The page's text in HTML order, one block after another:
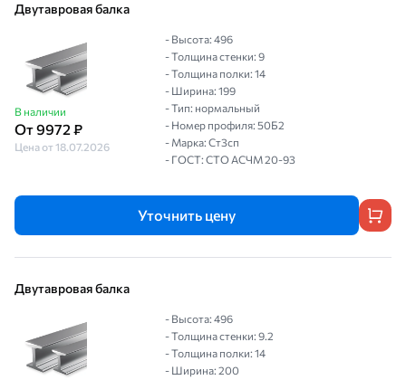
Двутавровая балка
В наличии
От 9972 ₽
Цена от 18.07.2026
- Высота: 496
- Толщина стенки: 9
- Толщина полки: 14
- Ширина: 199
- Тип: нормальный
- Номер профиля: 50Б2
- Марка: Ст3сп
- ГОСТ: СТО АСЧМ 20-93
Уточнить цену
Двутавровая балка
- Высота: 496
- Толщина стенки: 9.2
- Толщина полки: 14
- Ширина: 200